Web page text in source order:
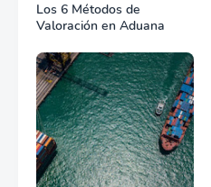
Los 6 Métodos de
Valoración en Aduana